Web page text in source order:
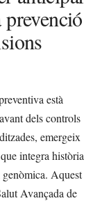
està
dels controls
emergeix
integra història
Aquest
Avançada de